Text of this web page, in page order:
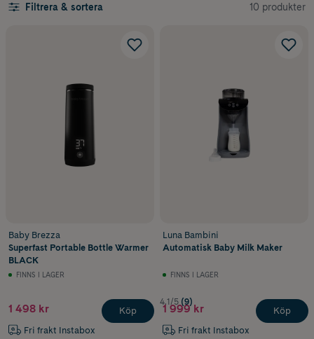
Filtrera & sortera 10 produkter
Baby Brezza
Superfast Portable Bottle Warmer
BLACK
FINNS I LAGER
1 498 kr
Fri frakt Instabox
Köp
Luna Bambini
Automatisk Baby Milk Maker
FINNS I LAGER
4.1/5 (9)
1 999 kr
Fri frakt Instabox
Köp